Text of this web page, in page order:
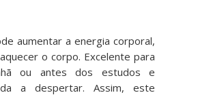
aumentar a energia corporal,
o corpo. Excelente para
ou antes dos estudos e
a despertar. Assim, este